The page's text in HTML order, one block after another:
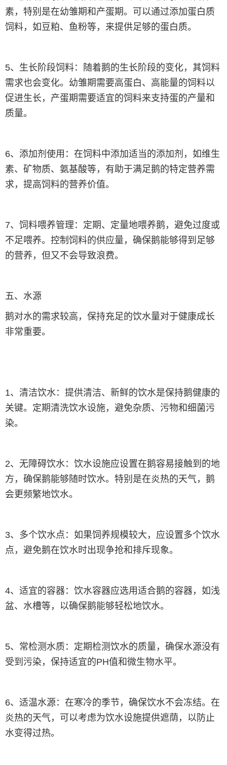
素，特别是在幼雏期和产蛋期。可以通过添加蛋白质
饲料，如豆粕、鱼粉等，来提供足够的蛋白质。
5、生长阶段饲料：随着鹅的生长阶段的变化，其饲料
需求也会变化。幼雏期需要高蛋白、高能量的饲料以
促进生长，产蛋期需要适宜的饲料来支持蛋的产量和
质量。
6、添加剂使用：在饲料中添加适当的添加剂，如维生
素、矿物质、氨基酸等，有助于满足鹅的特定营养需
求，提高饲料的营养价值。
7、饲料喂养管理：定期、定量地喂养鹅，避免过度或
不足喂养。控制饲料的供应量，确保鹅能够得到足够
的营养，但又不会导致浪费。
五、水源
鹅对水的需求较高，保持充足的饮水量对于健康成长
非常重要。
1、清洁饮水：提供清洁、新鲜的饮水是保持鹅健康的
关键。定期清洗饮水设施，避免杂质、污物和细菌污
染。
2、无障碍饮水：饮水设施应设置在鹅容易接触到的地
方，确保鹅能够随时饮水。特别是在炎热的天气，鹅
会更频繁地饮水。
3、多个饮水点：如果饲养规模较大，应设置多个饮水
点，避免鹅在饮水时出现争抢和排斥现象。
4、适宜的容器：饮水容器应选用适合鹅的容器，如浅
盆、水槽等，以确保鹅能够轻松地饮水。
5、常检测水质：定期检测饮水的质量，确保水源没有
受到污染，保持适宜的PH值和微生物水平。
6、适温水源：在寒冷的季节，确保饮水不会冻结。在
炎热的天气，可以考虑为饮水设施提供遮荫，以防止
水变得过热。